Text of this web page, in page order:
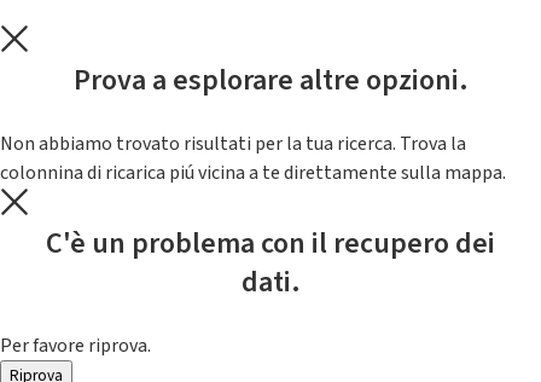
Prova a esplorare altre opzioni.
Non abbiamo trovato risultati per la tua ricerca. Trova la
colonnina di ricarica piú vicina a te direttamente sulla mappa.
C'è un problema con il recupero dei
dati.
Per favore riprova.
Riprova